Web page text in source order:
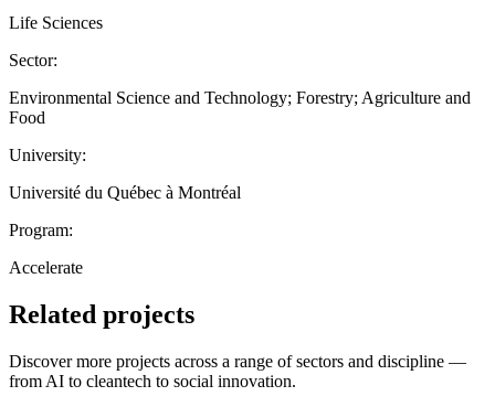
Life Sciences
Sector:
Environmental Science and Technology; Forestry; Agriculture and
Food
University:
Université du Québec à Montréal
Program:
Accelerate
Related projects
Discover more projects across a range of sectors and discipline —
from AI to cleantech to social innovation.